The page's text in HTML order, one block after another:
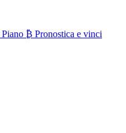
Piano ₿ Pronostica e vinci